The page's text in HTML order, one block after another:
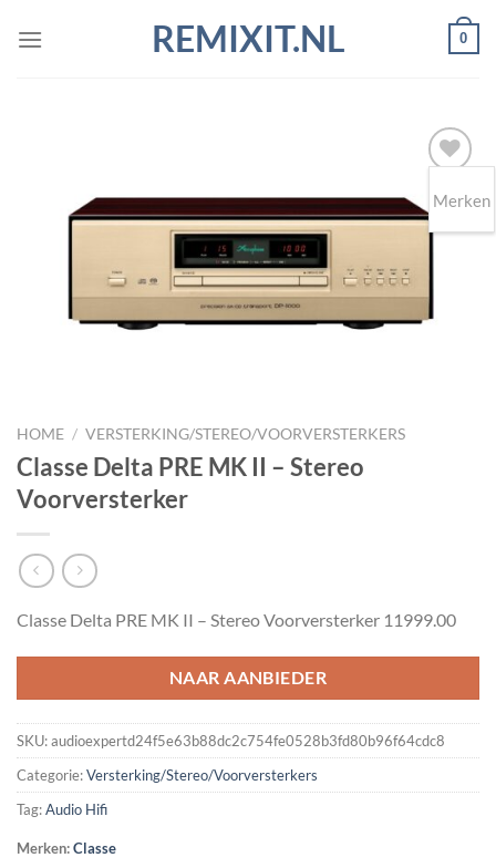
naar
REMIXIT.NL 0
Toevoegen
wenslijst
HOME / VERSTERKING/STEREO/VOORVERSTERKERS
Classe Delta PRE MK II – Stereo
Voorversterker
Classe Delta PRE MK II – Stereo Voorversterker 11999.00
NAAR AANBIEDER
SKU:audioexpertd24f5e63b88dc2c754fe0528b3fd80b96f64cdc8
Categorie:Versterking/Stereo/Voorversterkers
Tag:Audio Hifi
Merken:Classe
Merken